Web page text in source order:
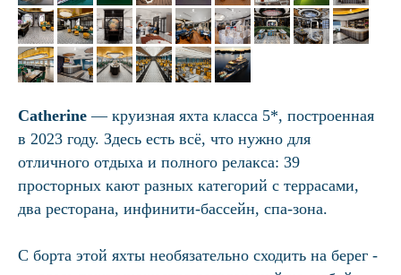
Catherine — круизная яхта класса 5*, построенная
в 2023 году. Здесь есть всё, что нужно для
отличного отдыха и полного релакса: 39
просторных кают разных категорий с террасами,
два ресторана, инфинити-бассейн, спа-зона.
С борта этой яхты необязательно сходить на берег ­